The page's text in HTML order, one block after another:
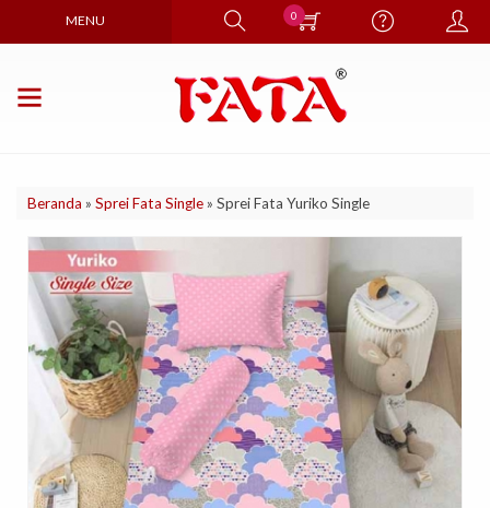
MENU 0
Beranda » Sprei Fata Single» Sprei Fata Yuriko Single